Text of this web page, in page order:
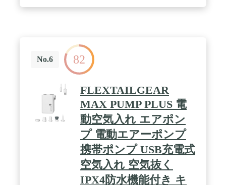
国内から迅速かつ丁寧なサポートを提供します。
No.6 82
FLEXTAILGEAR
MAX PUMP PLUS 電
動空気入れ エアポン
プ 電動エアーポンプ
携帯ポンプ USB充電式
空気入れ 空気抜く
IPX4防水機能付き キ